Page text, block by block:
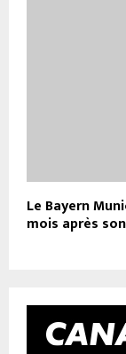
Le Bayern
mois après